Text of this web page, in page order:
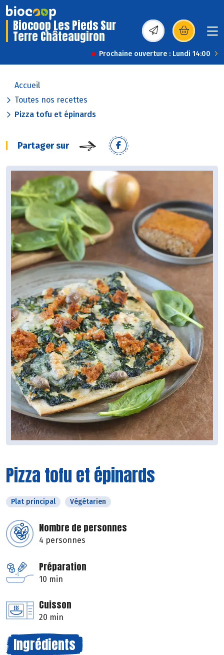
Biocoop Les Pieds Sur
Terre Châteaugiron (s’ouvre dans une
Prochaine ouverture : Lundi 14:00
Accueil
Toutes nos recettes
Pizza tofu et épinards
Partager sur
Pizza tofu et épinards
Plat principal Végétarien
Nombre de personnes
4 personnes
Préparation
10 min
Cuisson
20 min
Ingrédients